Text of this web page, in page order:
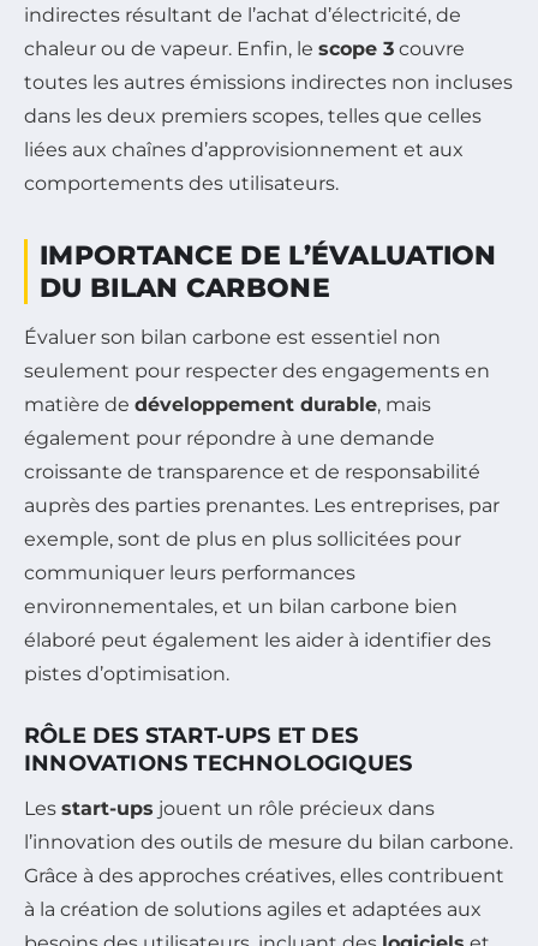
indirectes résultant de l’achat d’électricité, de
chaleur ou de vapeur. Enfin, le scope 3 couvre
toutes les autres émissions indirectes non incluses
dans les deux premiers scopes, telles que celles
liées aux chaînes d’approvisionnement et aux
comportements des utilisateurs.
IMPORTANCE DE L’ÉVALUATION
DU BILAN CARBONE
Évaluer son bilan carbone est essentiel non
seulement pour respecter des engagements en
matière de développement durable, mais
également pour répondre à une demande
croissante de transparence et de responsabilité
auprès des parties prenantes. Les entreprises, par
exemple, sont de plus en plus sollicitées pour
communiquer leurs performances
environnementales, et un bilan carbone bien
élaboré peut également les aider à identifier des
pistes d’optimisation.
RÔLE DES START-UPS ET DES
INNOVATIONS TECHNOLOGIQUES
Les start-ups jouent un rôle précieux dans
l’innovation des outils de mesure du bilan carbone.
Grâce à des approches créatives, elles contribuent
à la création de solutions agiles et adaptées aux